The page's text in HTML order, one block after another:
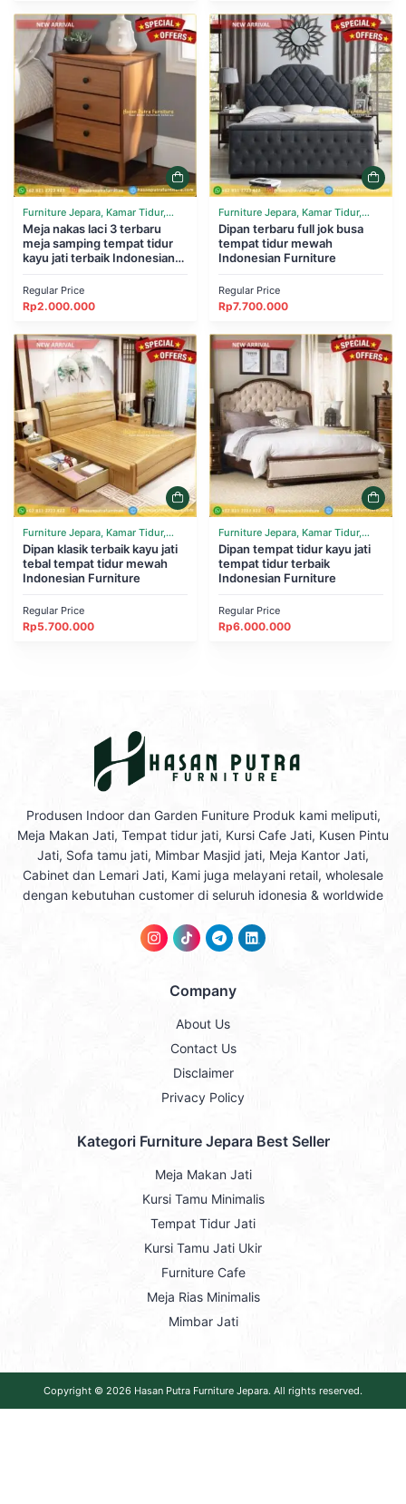
Furniture Jepara, Kamar Tidur,
Tempat Tidur
Meja nakas laci 3 terbaru
meja samping tempat tidur
kayu jati terbaik Indonesian
Regular Price
Rp2.000.000
Furniture Jepara, Kamar Tidur,
Tempat Tidur
Dipan terbaru full jok busa
tempat tidur mewah
Indonesian Furniture
Regular Price
Rp7.700.000
Furniture Jepara, Kamar Tidur,
Tempat Tidur
Dipan klasik terbaik kayu jati
tebal tempat tidur mewah
Indonesian Furniture
Regular Price
Rp5.700.000
Furniture Jepara, Kamar Tidur,
Tempat Tidur
Dipan tempat tidur kayu jati
tempat tidur terbaik
Indonesian Furniture
Regular Price
Rp6.000.000
Produsen Indoor dan Garden Funiture Produk kami meliputi,
Meja Makan Jati, Tempat tidur jati, Kursi Cafe Jati, Kusen Pintu
Jati, Sofa tamu jati, Mimbar Masjid jati, Meja Kantor Jati,
Cabinet dan Lemari Jati, Kami juga melayani retail, wholesale
dengan kebutuhan customer di seluruh idonesia & worldwide
Company
About Us
Contact Us
Disclaimer
Privacy Policy
Kategori Furniture Jepara Best Seller
Meja Makan Jati
Kursi Tamu Minimalis
Tempat Tidur Jati
Kursi Tamu Jati Ukir
Furniture Cafe
Meja Rias Minimalis
Mimbar Jati
Copyright © 2026 Hasan Putra Furniture Jepara. All rights reserved.